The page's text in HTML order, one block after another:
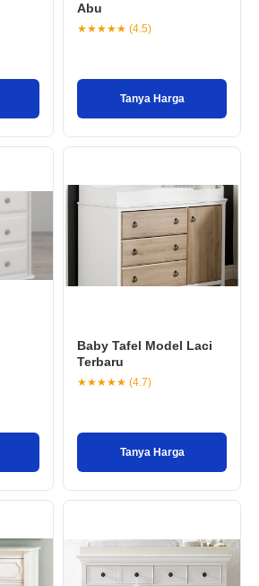
Abu
★★★★★ (4.5)
Tanya Harga
Baby Tafel Model Laci
Terbaru
★★★★★ (4.7)
Tanya Harga